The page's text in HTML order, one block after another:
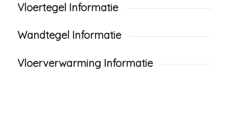
Vloertegel Informatie
Wandtegel Informatie
Vloerverwarming Informatie